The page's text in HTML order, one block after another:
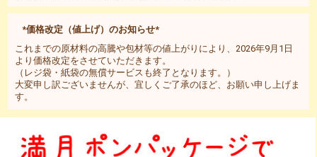
*価格改定（値上げ）のお知らせ*
これまでの原材料の高騰や包材等の値上がりにより、2026年9月1日
より価格改定をさせていただきます。
（レジ袋・紙袋の無償サービスも終了となります。）
大変申し訳ございませんが、宜しくご了承のほど、お願い申し上げま
す。